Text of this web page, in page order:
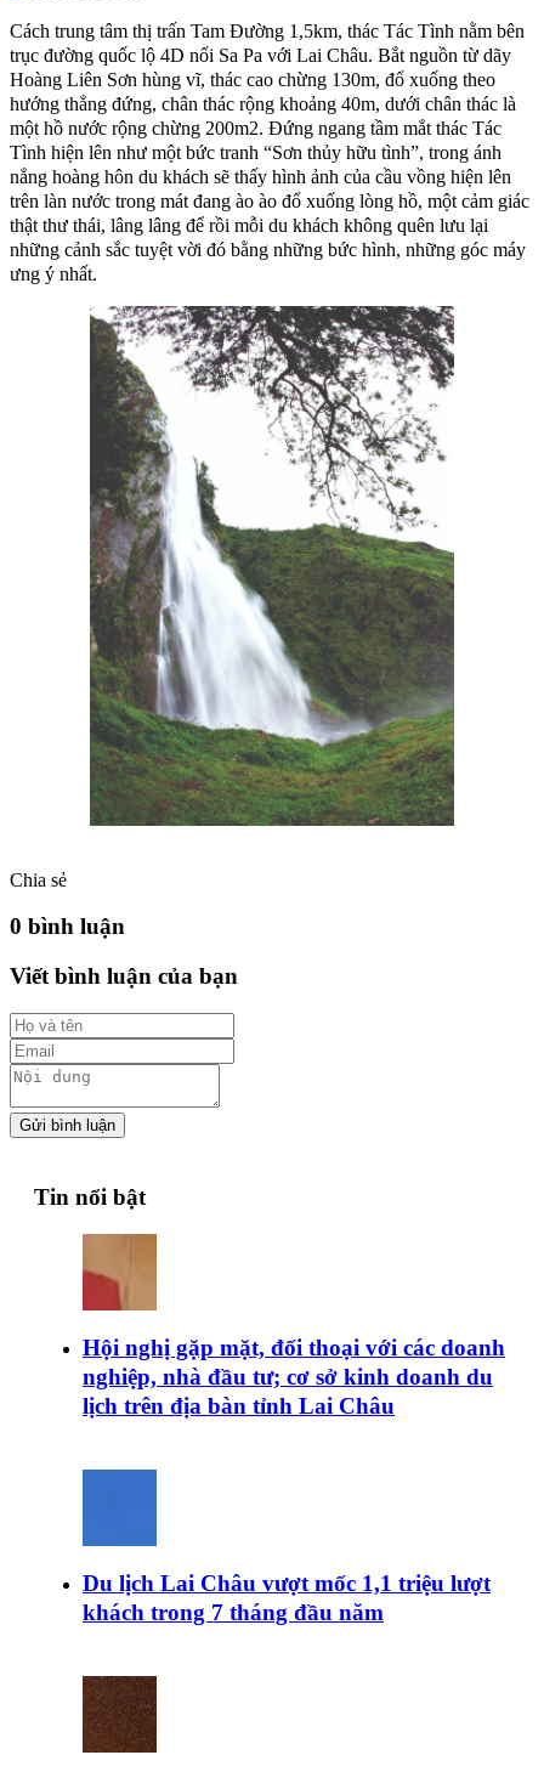
Cách trung tâm thị trấn Tam Đường 1,5km, thác Tác Tình nằm bên
trục đường quốc lộ 4D nối Sa Pa với Lai Châu. Bắt nguồn từ dãy
Hoàng Liên Sơn hùng vĩ, thác cao chừng 130m, đổ xuống theo
hướng thẳng đứng, chân thác rộng khoảng 40m, dưới chân thác là
một hồ nước rộng chừng 200m2. Đứng ngang tầm mắt thác Tác
Tình hiện lên như một bức tranh “Sơn thủy hữu tình”, trong ánh
nắng hoàng hôn du khách sẽ thấy hình ảnh của cầu vồng hiện lên
trên làn nước trong mát đang ào ào đổ xuống lòng hồ, một cảm giác
thật thư thái, lâng lâng để rồi mỗi du khách không quên lưu lại
những cảnh sắc tuyệt vời đó bằng những bức hình, những góc máy
ưng ý nhất.
Chia sẻ
0 bình luận
Viết bình luận của bạn
Gửi bình luận
Tin nổi bật
Hội nghị gặp mặt, đối thoại với các doanh
nghiệp, nhà đầu tư; cơ sở kinh doanh du
lịch trên địa bàn tỉnh Lai Châu
Du lịch Lai Châu vượt mốc 1,1 triệu lượt
khách trong 7 tháng đầu năm